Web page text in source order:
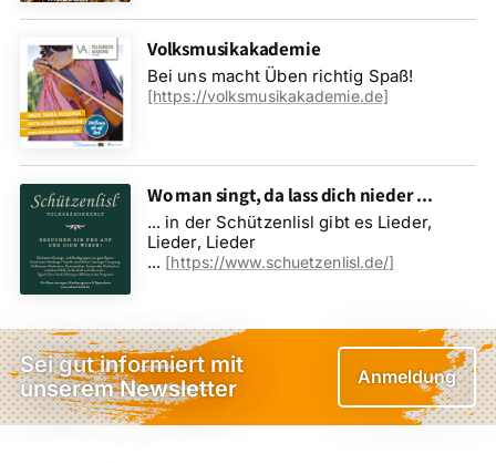
Volksmusikakademie
Bei uns macht Üben richtig Spaß!
[https://volksmusikakademie.de]
Wo man singt, da lass dich nieder ...
... in der Schützenlisl gibt es Lieder,
Lieder, Lieder
... [https://www.schuetzenlisl.de/]
Sei gut informiert mit
unserem Newsletter
Anmeldung